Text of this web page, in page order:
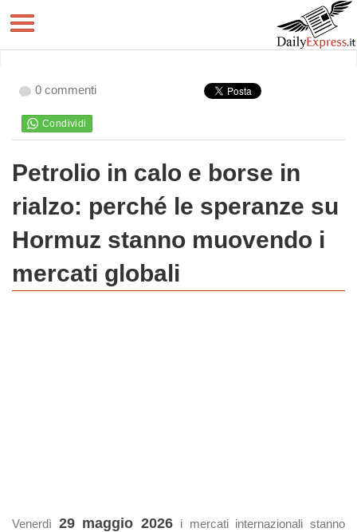
0 commenti
Petrolio in calo e borse in
rialzo: perché le speranze su
Hormuz stanno muovendo i
mercati globali
Venerdì 29 maggio 2026 i mercati internazionali stanno